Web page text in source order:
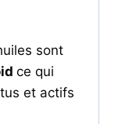
sont
ce qui
et actifs